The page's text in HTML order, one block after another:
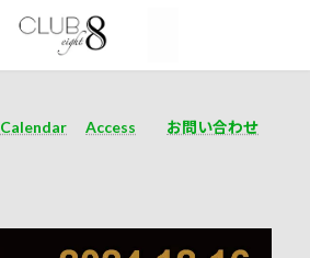
Calendar Access お問い合わせ